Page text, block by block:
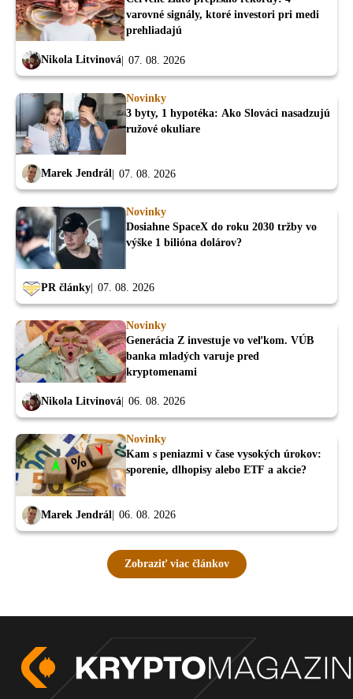
varovné signály, ktoré investori pri medi
prehliadajú
Nikola Litvinová 07. 08. 2026
Novinky
3 byty, 1 hypotéka: Ako Slováci nasadzujú
ružové okuliare
Marek Jendrál 07. 08. 2026
Novinky
Dosiahne SpaceX do roku 2030 tržby vo
výške 1 bilióna dolárov?
PR články 07. 08. 2026
Novinky
Generácia Z investuje vo veľkom. VÚB
banka mladých varuje pred
kryptomenami
Nikola Litvinová 06. 08. 2026
Novinky
Kam s peniazmi v čase vysokých úrokov:
sporenie, dlhopisy alebo ETF a akcie?
Marek Jendrál 06. 08. 2026
Zobraziť viac článkov